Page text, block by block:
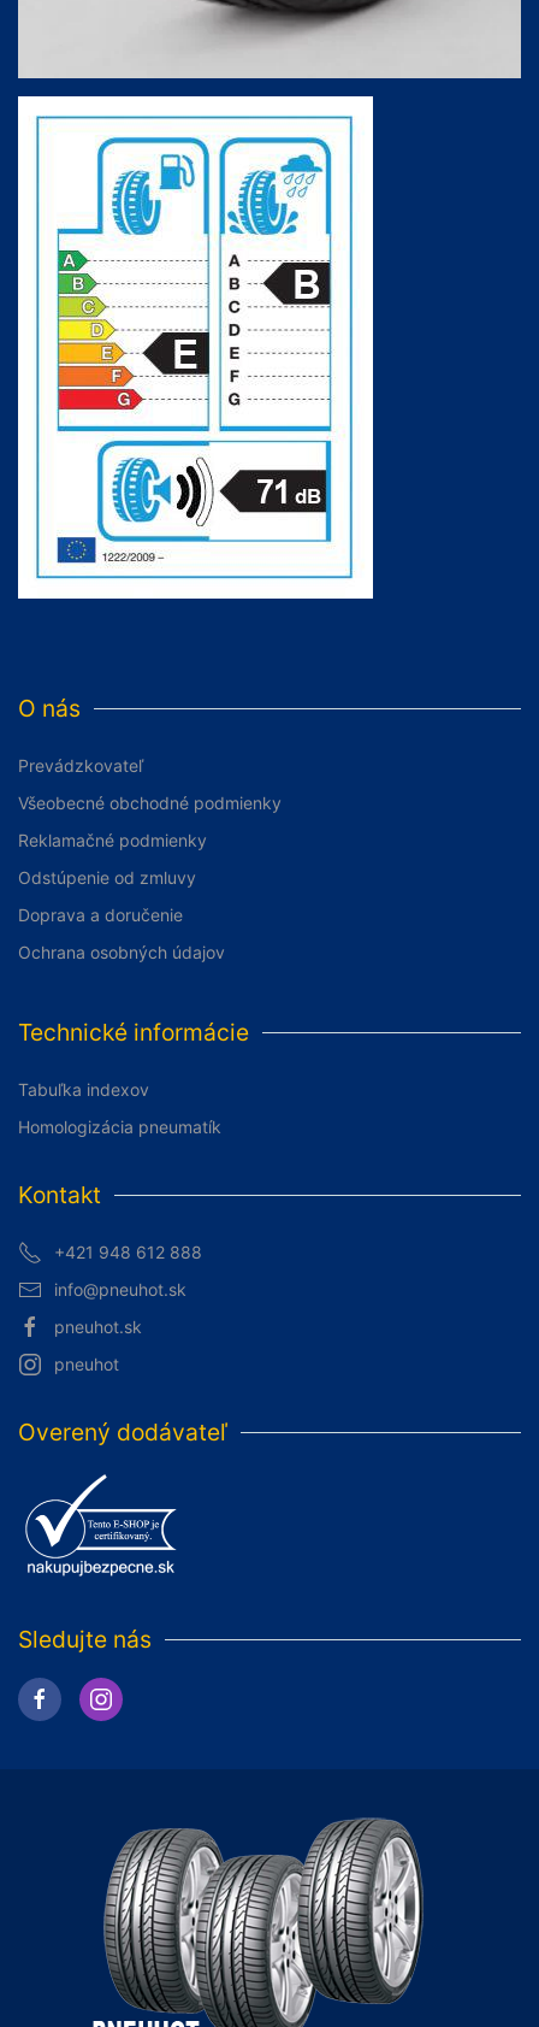
O nás
Prevádzkovateľ
Všeobecné obchodné podmienky
Reklamačné podmienky
Odstúpenie od zmluvy
Doprava a doručenie
Ochrana osobných údajov
Technické informácie
Tabuľka indexov
Homologizácia pneumatík
Kontakt
+421 948 612 888
info@pneuhot.sk
pneuhot.sk
pneuhot
Overený dodávateľ
Sledujte nás